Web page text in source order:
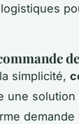
simplicité,
une solution
demande